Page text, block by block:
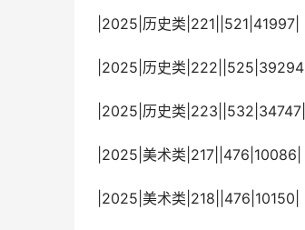
|2025|历史类|221||521|41997|
|2025|历史类|222||525|39294|
|2025|历史类|223||532|34747|
|2025|美术类|217||476|10086|
|2025|美术类|218||476|10150|